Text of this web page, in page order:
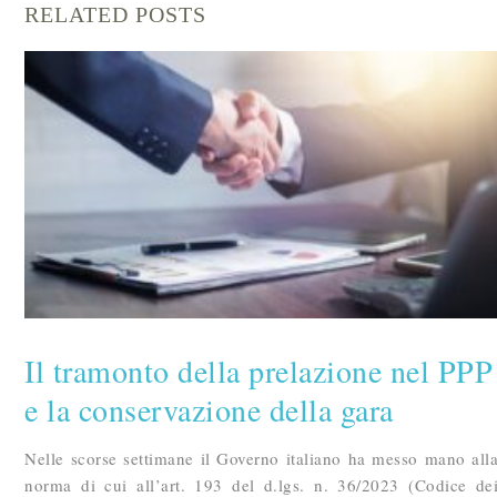
RELATED POSTS
Il tramonto della prelazione nel PPP
e la conservazione della gara
Nelle scorse settimane il Governo italiano ha messo mano
norma di cui all’art. 193 del d.lgs. n. 36/2023 (Codice